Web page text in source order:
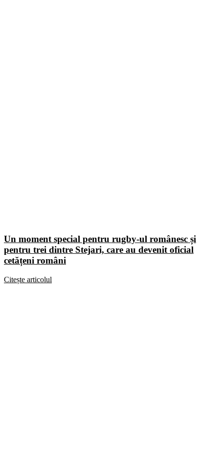
Un moment special pentru rugby-ul românesc și
pentru trei dintre Stejari, care au devenit oficial
cetățeni români
Citește articolul